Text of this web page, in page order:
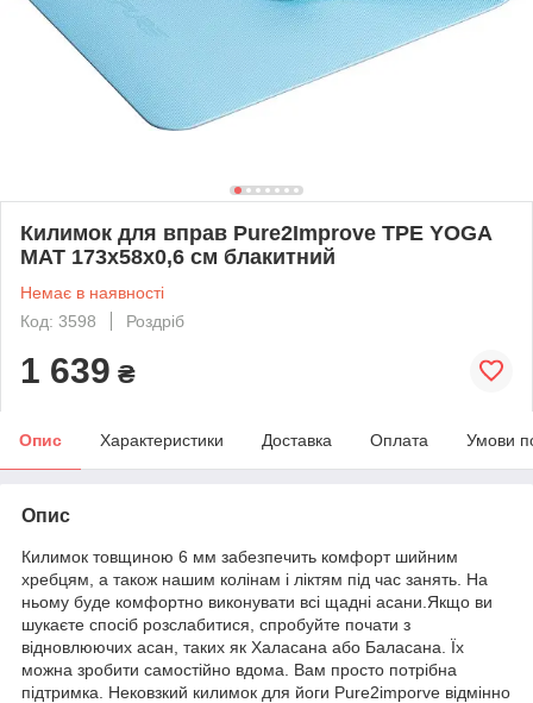
Килимок для вправ Pure2Improve TPE YOGA
MAT 173x58x0,6 см блакитний
Немає в наявності
Код: 3598
Роздріб
1 639 ₴
Опис Характеристики Доставка Оплата Умови
Опис
Килимок товщиною 6 мм забезпечить комфорт шийним
хребцям, а також нашим колінам і ліктям під час занять. На
ньому буде комфортно виконувати всі щадні асани.Якщо ви
шукаєте спосіб розслабитися, спробуйте почати з
відновлюючих асан, таких як Халасана або Баласана. Їх
можна зробити самостійно вдома. Вам просто потрібна
підтримка. Нековзкий килимок для йоги Pure2imporve відмінно